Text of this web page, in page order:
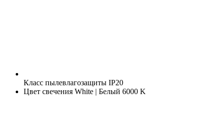
Класс пылевлагозащиты IP20
Цвет свечения White | Белый 6000 K